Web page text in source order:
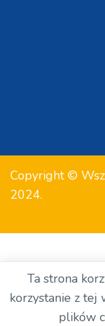
Copyright ©
2024.
Ta strona
korzystanie z tej
plików